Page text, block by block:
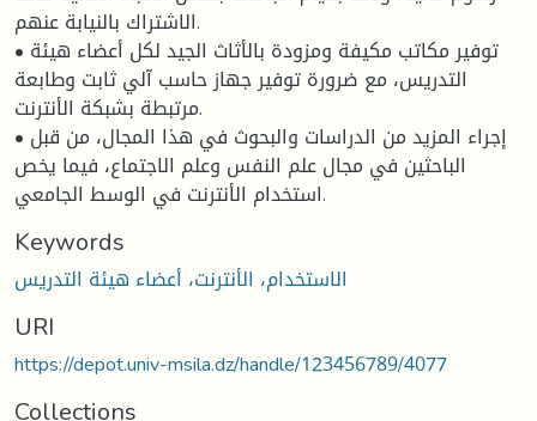
الاشتراك بالنيابة عنهم.
• توفير مكاتب مكيفة ومزودة بالأثاث الجيد لكل أعضاء هيئة
التدريس، مع ضرورة توفير جهاز حاسب آلي ثابت وطابعة
مرتبطة بشبكة الأنترنت.
• إجراء المزيد من الدراسات والبحوث في هذا المجال، من قبل
الباحثين في مجال علم النفس وعلم الاجتماع، فيما يخص
استخدام الأنترنت في الوسط الجامعي.
Keywords
الاستخدام، الأنترنت، أعضاء هيئة التدريس
URI
https://depot.univ-msila.dz/handle/123456789/4077
Collections